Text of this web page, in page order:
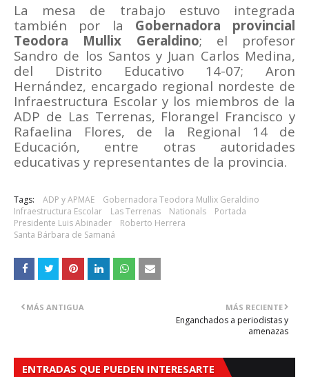
La mesa de trabajo estuvo integrada
también por la Gobernadora provincial
Teodora Mullix Geraldino; el profesor
Sandro de los Santos y Juan Carlos Medina,
del Distrito Educativo 14-07; Aron
Hernández, encargado regional nordeste de
Infraestructura Escolar y los miembros de la
ADP de Las Terrenas, Florangel Francisco y
Rafaelina Flores, de la Regional 14 de
Educación, entre otras autoridades
educativas y representantes de la provincia.
Tags: ADP y APMAE
Gobernadora Teodora Mullix Geraldino
Infraestructura Escolar
Las Terrenas Nationals
Portada
Presidente Luis Abinader
Roberto Herrera
Santa Bárbara de Samaná
MÁS RECIENTE
Enganchados a periodistas y
amenazas
MÁS ANTIGUA
ENTRADAS QUE PUEDEN INTERESARTE